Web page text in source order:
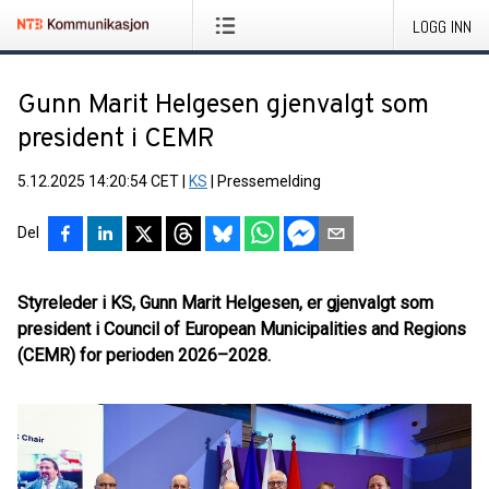
LOGG INN
Gunn Marit Helgesen gjenvalgt som
president i CEMR
5.12.2025 14:20:54 CET KS Pressemelding
Del
Styreleder i KS, Gunn Marit Helgesen, er gjenvalgt som
president i Council of European Municipalities and Regions
(CEMR) for perioden 2026–2028.